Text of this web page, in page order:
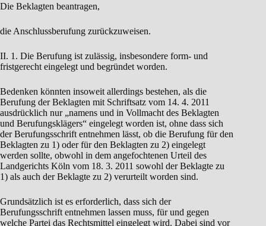
Die Beklagten beantragen,
die Anschlussberufung zurückzuweisen.
II. 1. Die Berufung ist zulässig, insbesondere form- und
fristgerecht eingelegt und begründet worden.
Bedenken könnten insoweit allerdings bestehen, als die
Berufung der Beklagten mit Schriftsatz vom 14. 4. 2011
ausdrücklich nur „namens und in Vollmacht des Beklagten
und Berufungsklägers“ eingelegt worden ist, ohne dass sich
der Berufungsschrift entnehmen lässt, ob die Berufung für den
Beklagten zu 1) oder für den Beklagten zu 2) eingelegt
werden sollte, obwohl in dem angefochtenen Urteil des
Landgerichts Köln vom 18. 3. 2011 sowohl der Beklagte zu
1) als auch der Beklagte zu 2) verurteilt worden sind.
Grundsätzlich ist es erforderlich, dass sich der
Berufungsschrift entnehmen lassen muss, für und gegen
welche Partei das Rechtsmittel eingelegt wird. Dabei sind vor